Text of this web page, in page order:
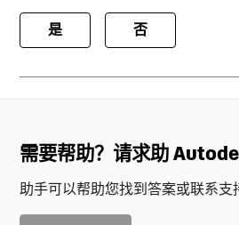
是 否
需要帮助？请求助
助手可以帮助您找到答案或联系支